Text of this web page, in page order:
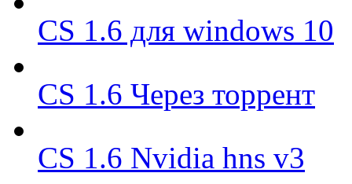
CS 1.6 для windows 10
CS 1.6 Через торрент
CS 1.6 Nvidia hns v3